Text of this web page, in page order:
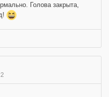
Голова закрыта,